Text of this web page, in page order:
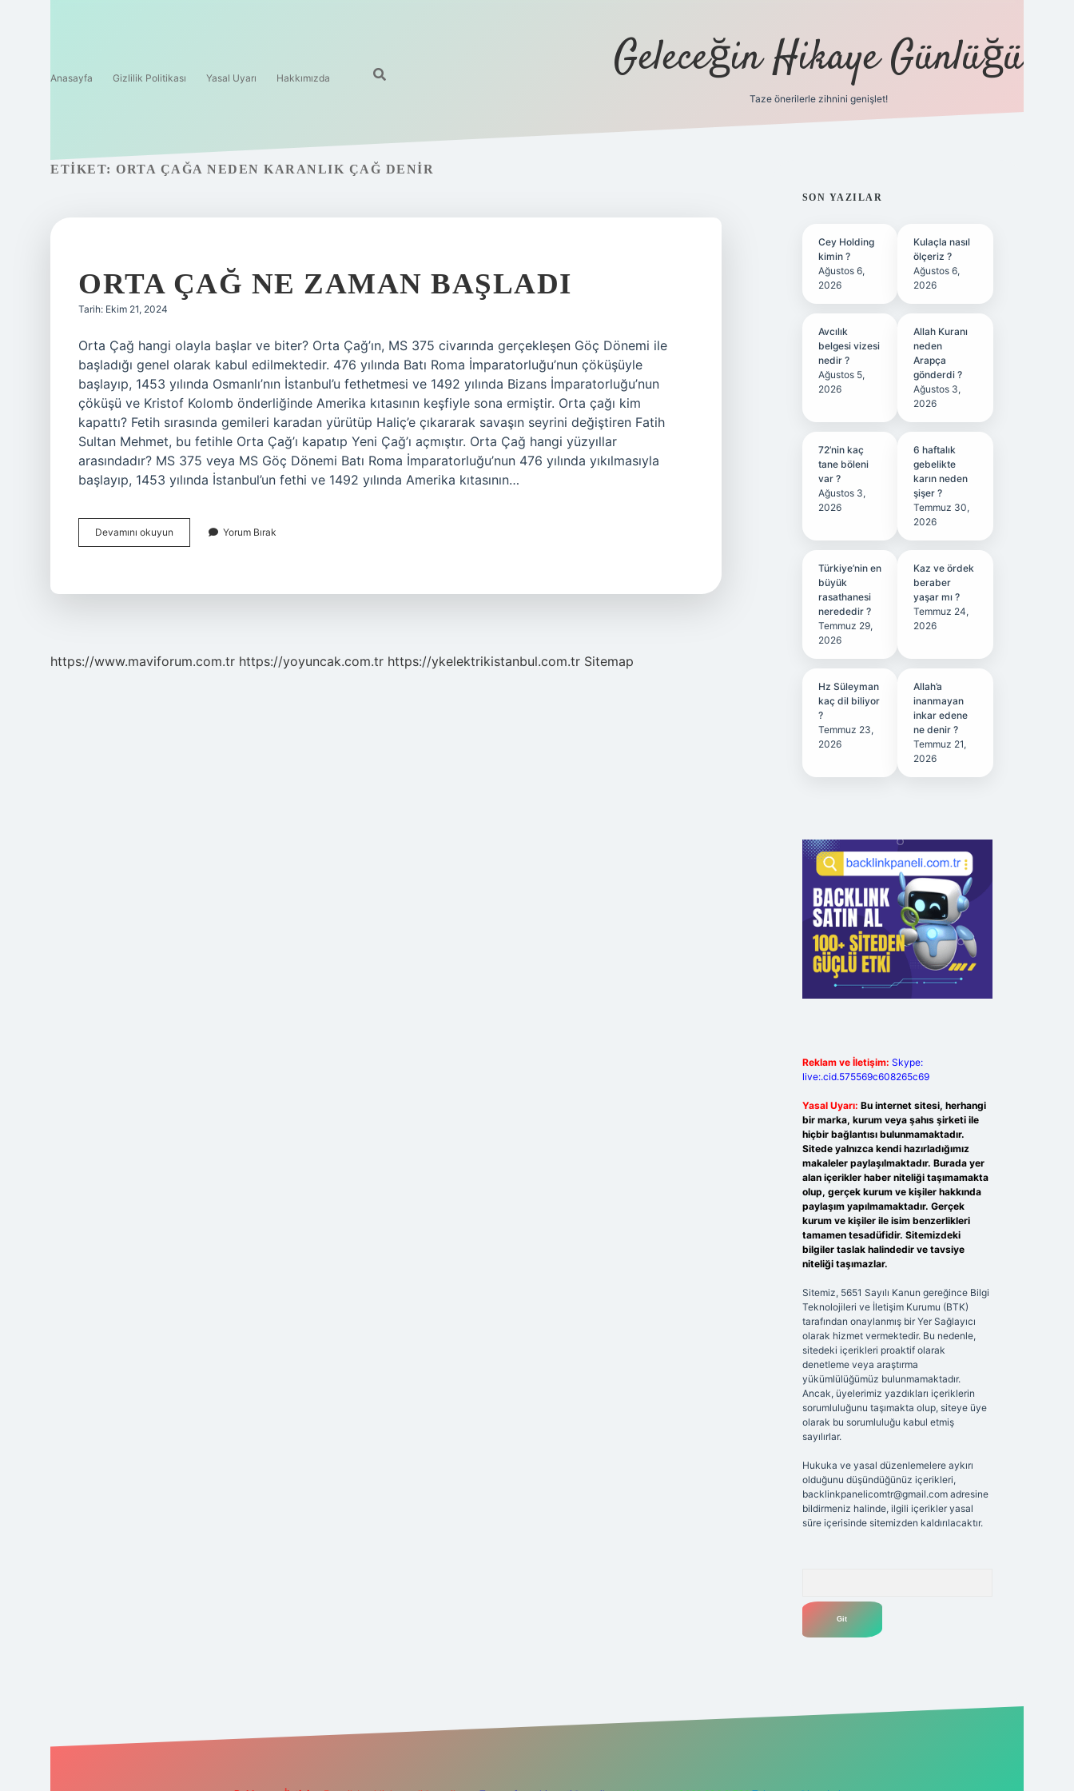
Anasayfa Gizlilik Politikası Yasal Uyarı Hakkımızda Geleceğin Hikaye Günlüğü
Taze önerilerle zihnini genişlet!
ETIKET: ORTA ÇAĞA NEDEN KARANLIK ÇAĞ DENIR
ORTA ÇAĞ NE ZAMAN BAŞLADI
Tarih: Ekim 21, 2024
Orta Çağ hangi olayla başlar ve biter? Orta Çağ’ın, MS 375 civarında gerçekleşen Göç Dönemi ile
başladığı genel olarak kabul edilmektedir. 476 yılında Batı Roma İmparatorluğu’nun çöküşüyle ​​
başlayıp, 1453 yılında Osmanlı’nın İstanbul’u fethetmesi ve 1492 yılında Bizans İmparatorluğu’nun
çöküşü ve Kristof Kolomb önderliğinde Amerika kıtasının keşfiyle sona ermiştir. Orta çağı kim
kapattı? Fetih sırasında gemileri karadan yürütüp Haliç’e çıkararak savaşın seyrini değiştiren Fatih
Sultan Mehmet, bu fetihle Orta Çağ’ı kapatıp Yeni Çağ’ı açmıştır. Orta Çağ hangi yüzyıllar
arasındadır? MS 375 veya MS Göç Dönemi Batı Roma İmparatorluğu’nun 476 yılında yıkılmasıyla
başlayıp, 1453 yılında İstanbul’un fethi ve 1492 yılında Amerika kıtasının…
Devamını okuyun
Çağ
Yorum Bırak
https://www.maviforum.com.tr https://yoyuncak.com.tr https://ykelektrikistanbul.com.tr Sitemap
SIDEBAR
SON YAZILAR
Cey Holding
kimin ?
Ağustos 6,
2026
Kulaçla nasıl
ölçeriz ?
Ağustos 6,
2026
Avcılık
belgesi vizesi
nedir ?
Ağustos 5,
2026
Allah Kuranı
neden
Arapça
gönderdi ?
Ağustos 3,
2026
72’nin kaç
tane böleni
var ?
Ağustos 3,
2026
6 haftalık
gebelikte
karın neden
şişer ?
Temmuz 30,
2026
Türkiye’nin en
büyük
rasathanesi
nerededir ?
Temmuz 29,
2026
Kaz ve ördek
beraber
yaşar mı ?
Temmuz 24,
2026
Hz Süleyman
kaç dil biliyor
?
Temmuz 23,
2026
Allah’a
inanmayan
inkar edene
ne denir ?
Temmuz 21,
2026
Reklam ve İletişim: Skype:
live:.cid.575569c608265c69
Yasal Uyarı: Bu internet sitesi, herhangi
bir marka, kurum veya şahıs şirketi ile
hiçbir bağlantısı bulunmamaktadır.
Sitede yalnızca kendi hazırladığımız
makaleler paylaşılmaktadır. Burada yer
alan içerikler haber niteliği taşımamakta
olup, gerçek kurum ve kişiler hakkında
paylaşım yapılmamaktadır. Gerçek
kurum ve kişiler ile isim benzerlikleri
tamamen tesadüfidir. Sitemizdeki
bilgiler taslak halindedir ve tavsiye
niteliği taşımazlar.
Sitemiz, 5651 Sayılı Kanun gereğince Bilgi
Teknolojileri ve İletişim Kurumu (BTK)
tarafından onaylanmış bir Yer Sağlayıcı
olarak hizmet vermektedir. Bu nedenle,
sitedeki içerikleri proaktif olarak
denetleme veya araştırma
yükümlülüğümüz bulunmamaktadır.
Ancak, üyelerimiz yazdıkları içeriklerin
sorumluluğunu taşımakta olup, siteye üye
olarak bu sorumluluğu kabul etmiş
sayılırlar.
Hukuka ve yasal düzenlemelere aykırı
olduğunu düşündüğünüz içerikleri,
backlinkpanelicomtr@gmail.comadresine
bildirmeniz halinde, ilgili içerikler yasal
süre içerisinde sitemizden kaldırılacaktır.